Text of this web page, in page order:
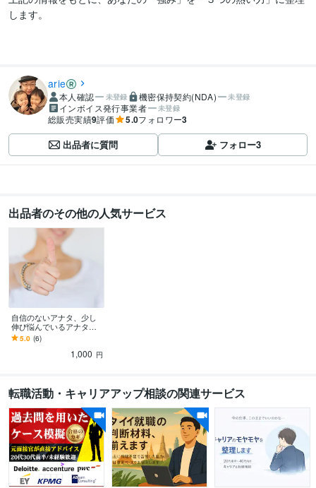
します。
arie
本人確認 未登録 機密保持契約(NDA) 未登録
インボイス発行事業者 未登録
総販売実績9評価 5.0フォロワー3
出品者に質問 フォロー3
出品者のその他の人気サービス
自信のないアナタ、少し
伸び悩んでいるアナタ
を、経験10年のプロマネ
が、褒めて伸ばします☆
5.0 (6)
1,000 円
転職活動・キャリアアップ相談の関連サービス